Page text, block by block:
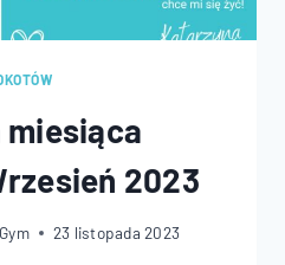
2023
23 listopada 2023